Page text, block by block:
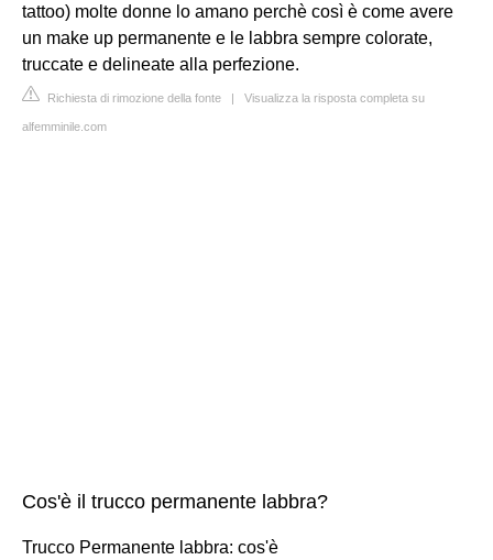
tattoo) molte donne lo amano perchè così è come avere
un make up permanente e le labbra sempre colorate,
truccate e delineate alla perfezione.
Richiesta di rimozione della fonte | Visualizza la risposta completa su
alfemminile.com
Cos'è il trucco permanente labbra?
Trucco Permanente labbra: cos'è